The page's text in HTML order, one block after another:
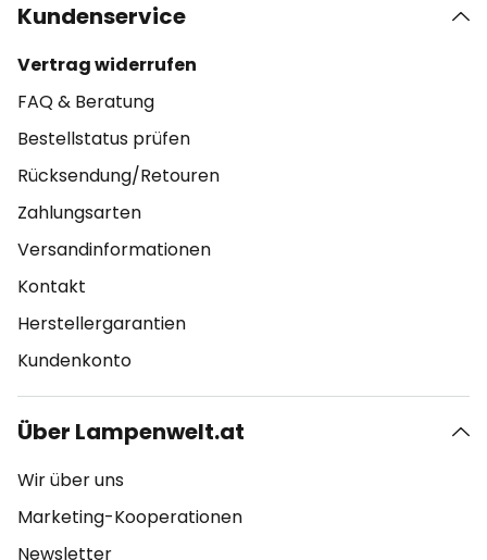
Kundenservice
Vertrag widerrufen
FAQ & Beratung
Bestellstatus prüfen
Rücksendung/Retouren
Zahlungsarten
Versandinformationen
Kontakt
Herstellergarantien
Kundenkonto
Über Lampenwelt.at
Wir über uns
Marketing-Kooperationen
Newsletter